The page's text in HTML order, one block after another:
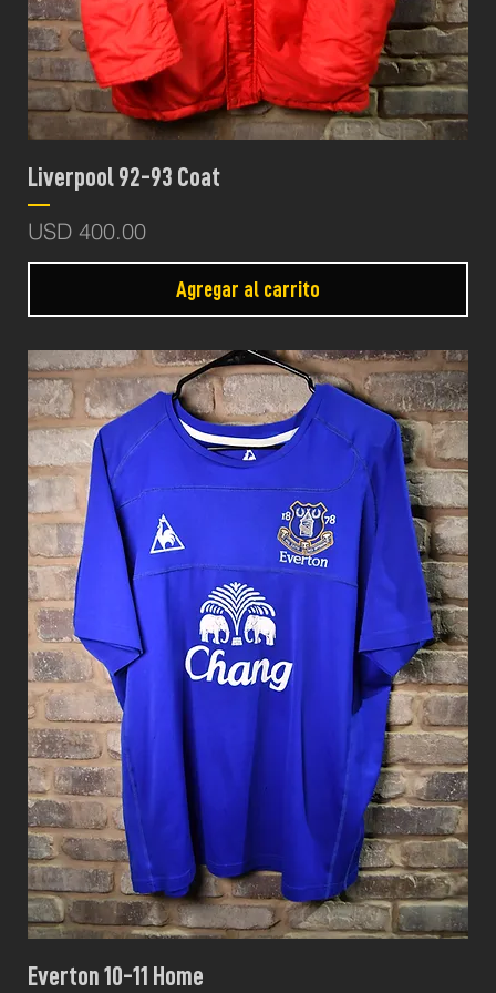
Liverpool 92-93 Coat
Precio
USD 400.00
Agregar al carrito
Everton 10-11 Home